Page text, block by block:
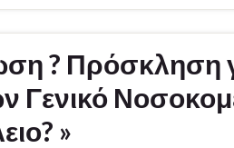
? Πρόσκληση
Γενικό
»